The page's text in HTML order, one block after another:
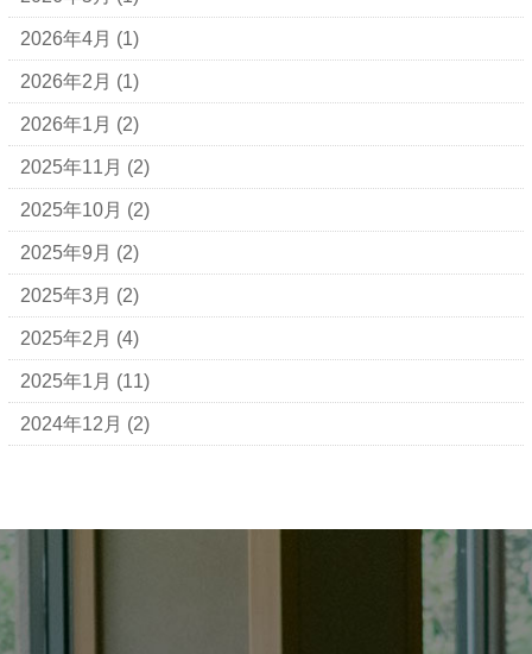
2026年4月 (1)
2026年2月 (1)
2026年1月 (2)
2025年11月 (2)
2025年10月 (2)
2025年9月 (2)
2025年3月 (2)
2025年2月 (4)
2025年1月 (11)
2024年12月 (2)